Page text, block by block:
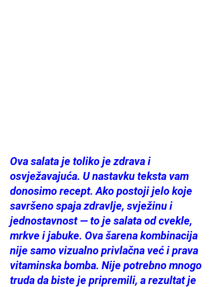
Ova salata je toliko je zdrava i
osvježavajuća. U nastavku teksta vam
donosimo recept. Ako postoji jelo koje
savršeno spaja zdravlje, svježinu i
jednostavnost — to je salata od cvekle,
mrkve i jabuke. Ova šarena kombinacija
nije samo vizualno privlačna već i prava
vitaminska bomba. Nije potrebno mnogo
truda da biste je pripremili, a rezultat je